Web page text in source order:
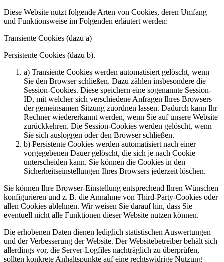
Diese Website nutzt folgende Arten von Cookies, deren Umfang
und Funktionsweise im Folgenden erläutert werden:
Transiente Cookies (dazu a)
Persistente Cookies (dazu b).
a) Transiente Cookies werden automatisiert gelöscht, wenn
Sie den Browser schließen. Dazu zählen insbesondere die
Session-Cookies. Diese speichern eine sogenannte Session-
ID, mit welcher sich verschiedene Anfragen Ihres Browsers
der gemeinsamen Sitzung zuordnen lassen. Dadurch kann Ihr
Rechner wiedererkannt werden, wenn Sie auf unsere Website
zurückkehren. Die Session-Cookies werden gelöscht, wenn
Sie sich ausloggen oder den Browser schließen.
b) Persistente Cookies werden automatisiert nach einer
vorgegebenen Dauer gelöscht, die sich je nach Cookie
unterscheiden kann. Sie können die Cookies in den
Sicherheitseinstellungen Ihres Browsers jederzeit löschen.
Sie können Ihre Browser-Einstellung entsprechend Ihren Wünschen
konfigurieren und z. B. die Annahme von Third-Party-Cookies oder
allen Cookies ablehnen. Wir weisen Sie darauf hin, dass Sie
eventuell nicht alle Funktionen dieser Website nutzen können.
Die erhobenen Daten dienen lediglich statistischen Auswertungen
und der Verbesserung der Website. Der Websitebetreiber behält sich
allerdings vor, die Server-Logfiles nachträglich zu überprüfen,
sollten konkrete Anhaltspunkte auf eine rechtswidrige Nutzung